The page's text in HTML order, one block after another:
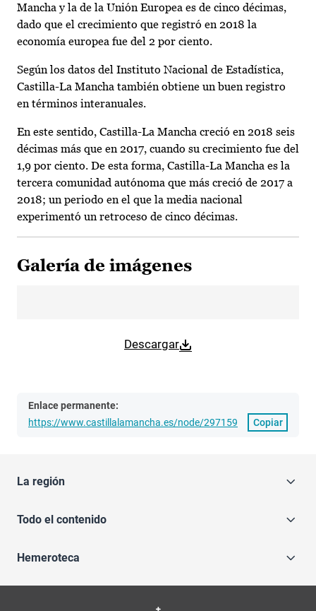
Mancha y la de la Unión Europea es de cinco décimas,
dado que el crecimiento que registró en 2018 la
economía europea fue del 2 por ciento.
Según los datos del Instituto Nacional de Estadística,
Castilla-La Mancha también obtiene un buen registro
en términos interanuales.
En este sentido, Castilla-La Mancha creció en 2018 seis
décimas más que en 2017, cuando su crecimiento fue del
1,9 por ciento. De esta forma, Castilla-La Mancha es la
tercera comunidad autónoma que más creció de 2017 a
2018; un periodo en el que la media nacional
experimentó un retroceso de cinco décimas.
Galería de imágenes
Descargar
Enlace permanente:
https://www.castillalamancha.es/node/297159
Copiar
La región
Todo el contenido
Hemeroteca